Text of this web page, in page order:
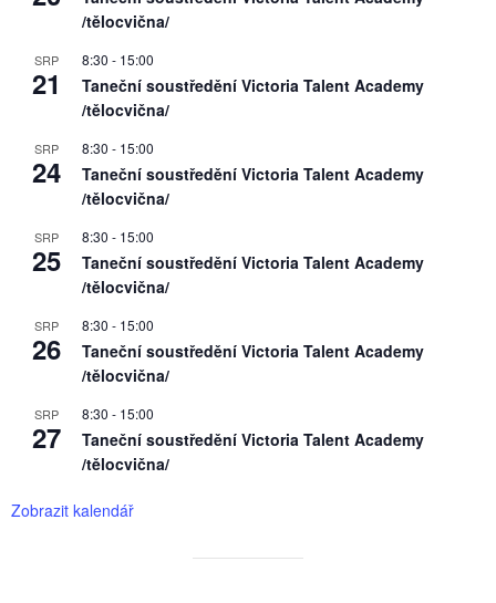
/tělocvična/
SRP
21
8:30 - 15:00
Taneční soustředění Victoria Talent Academy
/tělocvična/
SRP
24
8:30 - 15:00
Taneční soustředění Victoria Talent Academy
/tělocvična/
SRP
25
8:30 - 15:00
Taneční soustředění Victoria Talent Academy
/tělocvična/
SRP
26
8:30 - 15:00
Taneční soustředění Victoria Talent Academy
/tělocvična/
SRP
27
8:30 - 15:00
Taneční soustředění Victoria Talent Academy
/tělocvična/
Zobrazit kalendář